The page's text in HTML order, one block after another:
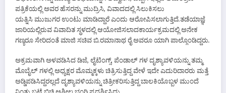
ಪತ್ರಿಕೆಯಲ್ಲಿ ಅವರ ಹೆಸರನ್ನು ಮುದ್ರಿಸಿ, ವಿವಾದದಲ್ಲಿ ಸಿಲುಕಿಸಲು
ಯತ್ನಿಸಿ ಮುಜುಗರ ಉಂಟು ಮಾಡಿದ್ದಾರೆ ಎಂದು ಆರೋಪಿಸಲಾಗುತ್ತಿದೆ.ತಡೆಯಾಜ್ಞೆ
ಜಾರಿಯಲ್ಲಿರುವ ವಿವಾದಿತ ಸ್ಥಳದಲ್ಲಿ ಆಯೋಜಿಸಲಾದಕಾರ್ಯಕ್ರಮದಲ್ಲಿ ಅನೇಕ
ಗಣ್ಯರೂ ಸೇರಿದಂತೆ ಮಾಜಿ ಸಚಿವ ಬಿ.ರಮಾನಾಥ ರೈ ಅವರೂ ಯಾಗಿ ಪಾಲ್ಗೊಂಡಿದ್ದರು.
ಅಕ್ರಮವಾಗಿ ಅಳವಡಿಸಿದ ಡಿಜೆ, ಲೈಟಿಂಗ್ಸ್, ಪೆಂಡಾಲ್ ಗಳ ದೃಶ್ಯಾವಳಿಯನ್ನು ತಮ್ಮ
ಮೊಬೈಲ್ ಗಳಲ್ಲಿ ಅಧ್ಯಕ್ಷರ ಮೊಮ್ಮಕ್ಕಳು ಚಿತ್ರಿಸುತ್ತಿದ್ದ ವೇಳೆ ಇದೇ ಎದುರಿದಾರರು ಮತ್ತೆ
ಅಡ್ಡಿಪಡಿಸಿದ್ದರಲ್ಲದೆ ದೃಶ್ಯಾವಳಿಯನ್ನು ಚಿತ್ರೀಕರಿಸುತ್ತಿದ್ದ ಬಾಲಕಿಯೊಬ್ಬಳ ಮುಂದೆ